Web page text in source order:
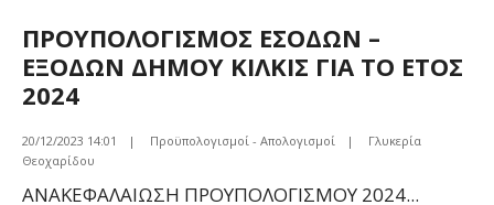
–
ΕΞΟΔΩΝ
ΚΙΛΚΙΣ
ΠΡΟΥΠΟΛΟΓΙΣΜΟΣ ΕΣΟΔΩΝ –
ΕΞΟΔΩΝ ΔΗΜΟΥ ΚΙΛΚΙΣ ΓΙΑ ΤΟ ΕΤΟΣ
2024
20/12/2023 14:01 | Προϋπολογισμοί - Απολογισμοί |
Γλυκερία
Θεοχαρίδου
ΑΝΑΚΕΦΑΛΑΙΩΣΗ ΠΡΟΥΠΟΛΟΓΙΣΜΟΥ 2024...